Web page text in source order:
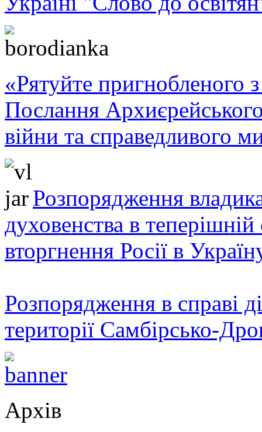
«Рятуйте пригнобленого
Послання
війни та справедливого
Розпорядження
духовенства в теперішній
вторгнення Росії в
Розпорядження в справі
території Самбірсько-
Архів